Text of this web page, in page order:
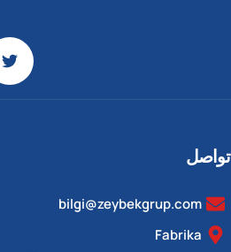
تواصل
bilgi@zeybekgrup.com
Fabrika